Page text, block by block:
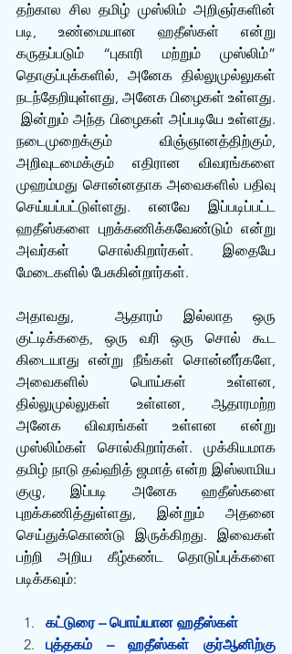
தற்கால சில தமிழ் முஸ்லிம் அறிஞர்களின்
படி, உண்மையான ஹதீஸ்கள் என்று
கருதப்படும் “புகாரி மற்றும் முஸ்லிம்”
தொகுப்புக்களில், அனேக தில்லுமுல்லுகள்
நடந்தேறியுள்ளது, அனேக பிழைகள் உள்ளது.
இன்றும் அந்த பிழைகள் அப்படியே உள்ளது.
நடைமுறைக்கும் விஞ்ஞானத்திற்கும்,
அறிவுடமைக்கும் எதிரான விவரங்களை
முஹம்மது சொன்னதாக அவைகளில் பதிவு
செய்யப்பட்டுள்ளது. எனவே இப்படிப்பட்ட
ஹதீஸ்களை புறக்கணிக்கவேண்டும் என்று
அவர்கள் சொல்கிறார்கள். இதையே
மேடைகளில் பேசுகின்றார்கள்.
அதாவது,  ஆதாரம் இல்லாத ஒரு
குட்டிக்கதை, ஒரு வரி ஒரு சொல் கூட
கிடையாது என்று நீங்கள் சொன்னீர்களே,
அவைகளில் பொய்கள் உள்ளன,
தில்லுமுல்லுகள் உள்ளன, ஆதாரமற்ற
அனேக விவரங்கள் உள்ளன என்று
முஸ்லிம்கள் சொல்கிறார்கள். முக்கியமாக
தமிழ் நாடு தவ்ஹித் ஜமாத் என்ற இஸ்லாமிய
குழு, இப்படி அனேக ஹதீஸ்களை
புறக்கணித்துள்ளது, இன்றும் அதனை
செய்துக்கொண்டு இருக்கிறது. இவைகள்
பற்றி அறிய கீழ்கண்ட தொடுப்புக்களை
படிக்கவும்:
கட்டுரை – பொய்யான ஹதீஸ்கள்
புத்தகம் – ஹதீஸ்கள் குர்ஆனிற்கு